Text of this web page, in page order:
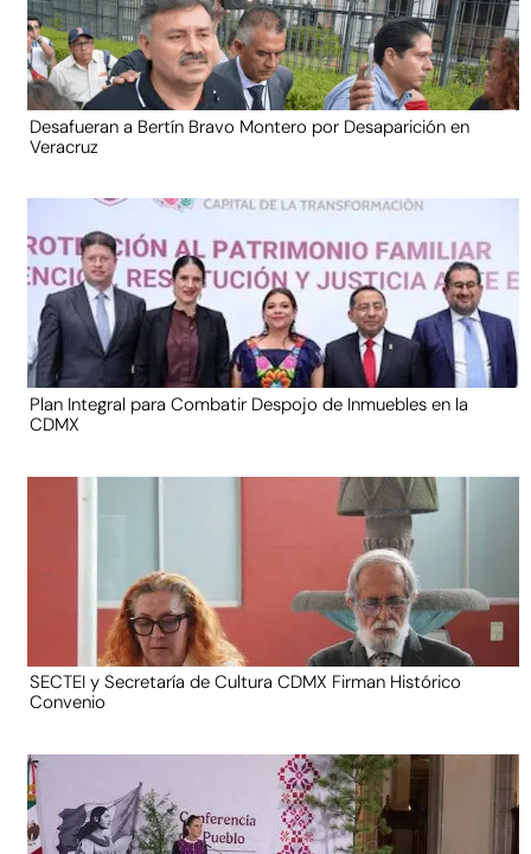
Desafueran a Bertín Bravo Montero por Desaparición en
Veracruz
Plan Integral para Combatir Despojo de Inmuebles en la
CDMX
SECTEI y Secretaría de Cultura CDMX Firman Histórico
Convenio